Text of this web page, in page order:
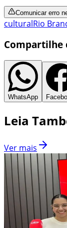
Comunicar erro
culturalRio
Compartilhe
WhatsApp
Leia
Ver mais